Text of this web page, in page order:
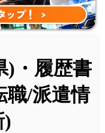
)・履歴書
職/派遣情
)